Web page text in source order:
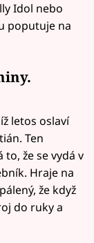
Idol nebo
poputuje na
letos oslaví
Ten
to, že se vydá v
Hraje na
že když
do ruky a